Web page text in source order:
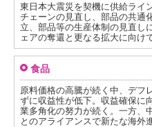
東日本大震災を契機に供給ライ
チェーンの見直し、部品の共通
立、部品等の生産体制の見直し
ェアの奪還と更なる拡大に向け
食品
原料価格の高騰が続く中、デフ
ずに収益性が低下。収益確保に
業多角化の努力が続く。一方、
とのアライアンスで新たな海外